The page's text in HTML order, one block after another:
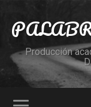
Producción